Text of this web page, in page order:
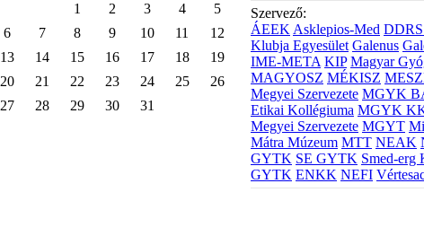
1
2 3 4
5
6
7 8 9 10 11
12
13
14 15 16 17 18
19
20
21 22 23 24 25
26
27
28 29 30 31
Szervező:
ÁEEK Asklepios-Med
Klubja Egyesület Galenus
IME-META KIP Magyar
MAGYOSZ MÉKISZ
Megyei Szervezete MGYK
Etikai Kollégiuma MGYK
Megyei Szervezete MGYT
Mátra Múzeum MTT NEAK
GYTK SE GYTK Smed-erg
GYTK ENKK NEFI